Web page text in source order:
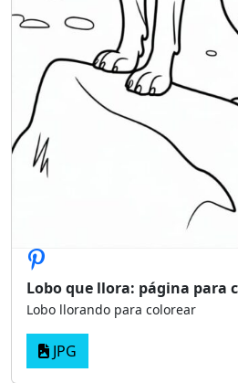
Lobo que llora: página para
Lobo llorando para colorear
JPG